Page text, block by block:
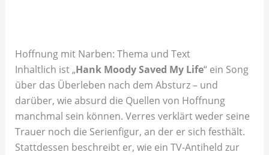
Hoffnung mit Narben: Thema und Text
Inhaltlich ist „Hank Moody Saved My Life“ ein Song
über das Überleben nach dem Absturz – und
darüber, wie absurd die Quellen von Hoffnung
manchmal sein können. Verres verklärt weder seine
Trauer noch die Serienfigur, an der er sich festhält.
Stattdessen beschreibt er, wie ein TV-Antiheld zur